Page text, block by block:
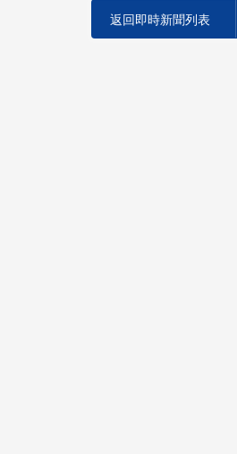
返回即時新聞列表